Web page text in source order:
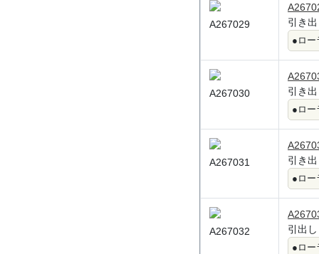
A267029
引き
●ロー
A267030
引き
●ロー
A267031
引き
●ロー
A267032
引出
●ロー